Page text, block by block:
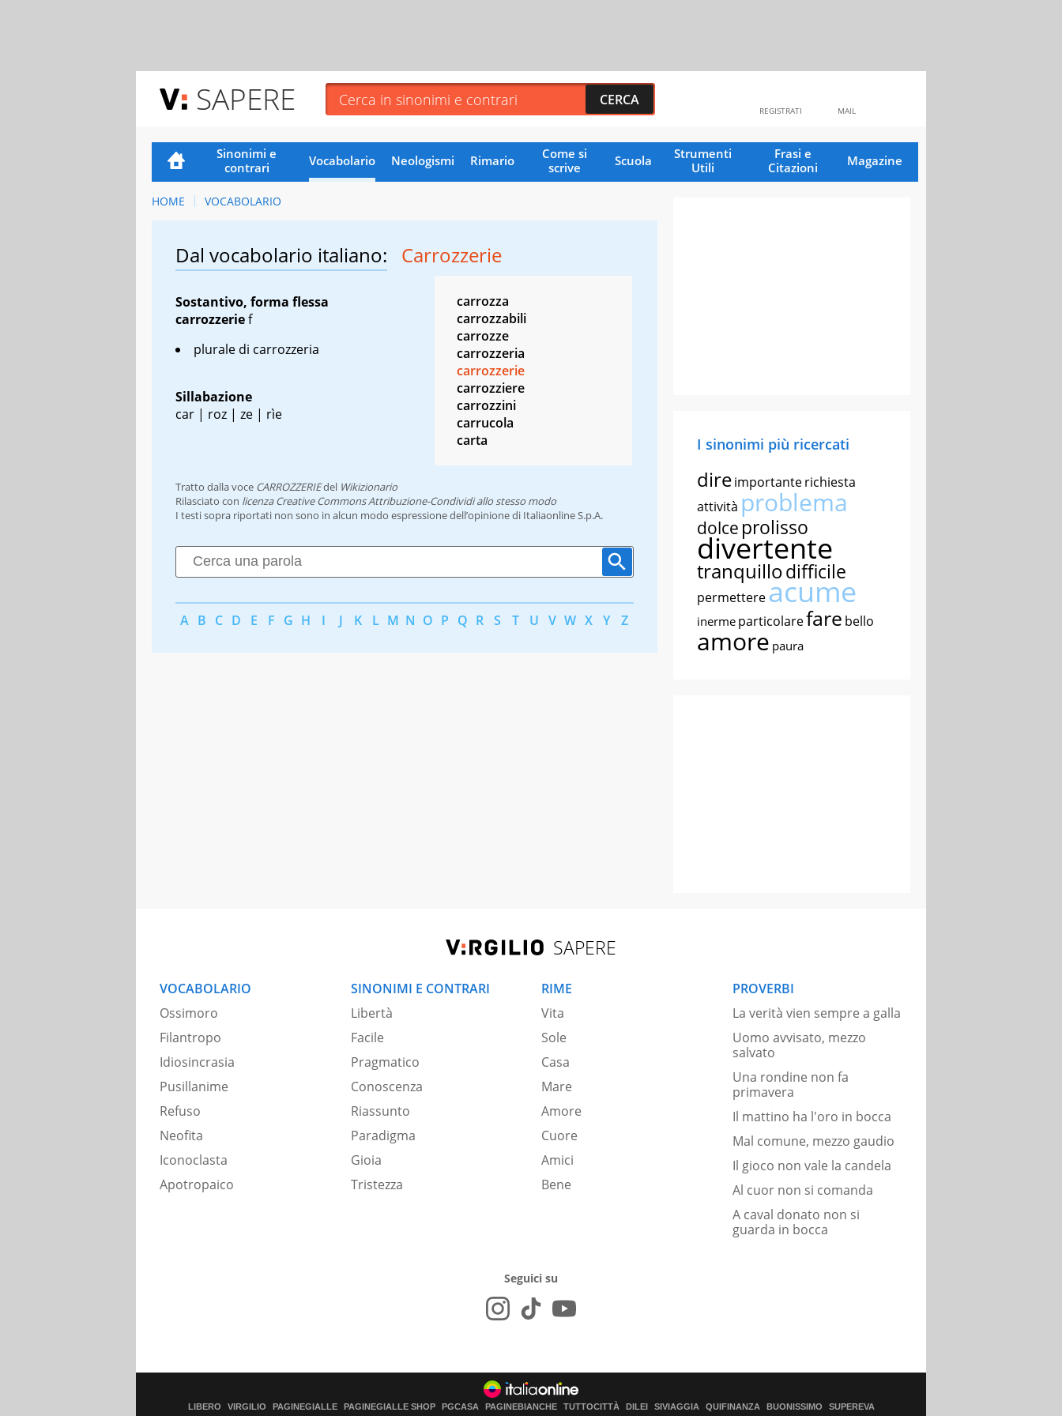
SAPERE MAIL
REGISTRATI
Sinonimi e
contrari
Vocabolario Neologismi Rimario
Come si
scrive
Scuola
Strumenti
Utili
Frasi e
Citazioni
Magazine
HOME VOCABOLARIO
Dal vocabolario italiano: Carrozzerie
Sostantivo, forma flessa
carrozzerief
plurale di carrozzeria
Sillabazione
car | roz | ze | rìe
carrozza
carrozzabili
carrozze
carrozzeria
carrozzerie
carrozziere
carrozzini
carrucola
carta
Tratto dalla voce CARROZZERIEdel Wikizionario
Rilasciato con licenza Creative Commons Attribuzione-Condividi allo stesso modo
I testi sopra riportati non sono in alcun modo espressione dell’opinione di Italiaonline S.p.A.
A B C D E F G H I J K L M N O P Q R S T U V W X Y Z
I sinonimi più ricercati
direimportanterichiesta
attività problema
dolce prolisso
divertente
tranquillodifficile
permettereacume
inerme particolarefare bello
amore paura
SAPERE
VOCABOLARIO
Ossimoro
Filantropo
Idiosincrasia
Pusillanime
Refuso
Neofita
Iconoclasta
Apotropaico
SINONIMI E CONTRARI
Libertà
Facile
Pragmatico
Conoscenza
Riassunto
Paradigma
Gioia
Tristezza
RIME
Vita
Sole
Casa
Mare
Amore
Cuore
Amici
Bene
PROVERBI
La verità vien sempre a galla
Uomo avvisato, mezzo
salvato
Una rondine non fa
primavera
Il mattino ha l'oro in bocca
Mal comune, mezzo gaudio
Il gioco non vale la candela
Al cuor non si comanda
A caval donato non si
guarda in bocca
Seguici su
LIBERO VIRGILIO PAGINEGIALLE PAGINEGIALLE SHOP PGCASA PAGINEBIANCHE TUTTOCITTÀ DILEI SIVIAGGIA QUIFINANZA BUONISSIMO SUPEREVA